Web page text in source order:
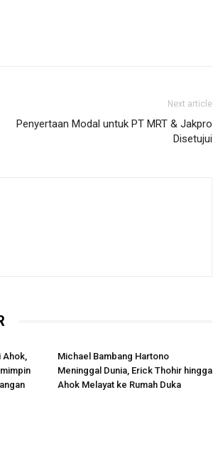
Next article
Penyertaan Modal untuk PT MRT & Jakpro
Disetujui
Ahok,
Michael Bambang Hartono
Meninggal Dunia, Erick Thohir hingga
Ahok Melayat ke Rumah Duka